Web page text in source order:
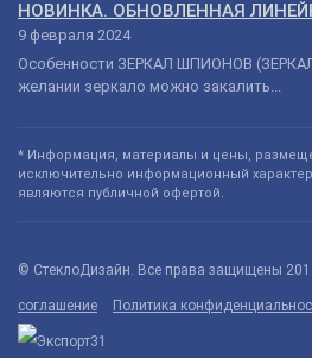
НОВИНКА. ОБНОВЛЕННАЯ
9 февраля 2024
Особенности ЗЕРКАЛ ШПИОНОВ
желании зеркало можно закалить...
* Информация, материалы и цены,
исключительно информационный
являются публичной офертой.
© СтеклоДизайн. Все права защищены
соглашение Политика